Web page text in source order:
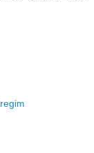
regim